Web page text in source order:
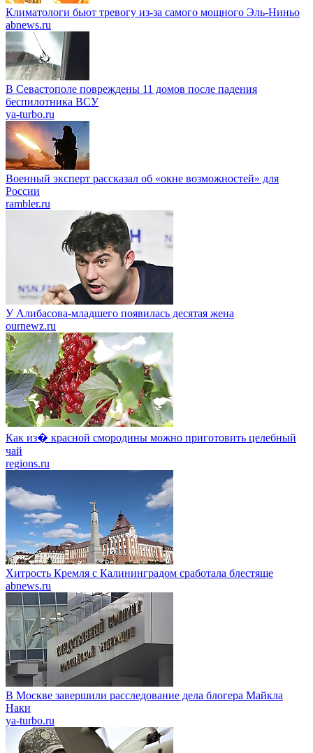
Климатологи бьют тревогу из-за самого мощного Эль-Ниньо
abnews.ru
В Севастополе повреждены 11 домов после падения
беспилотника ВСУ
ya-turbo.ru
Военный эксперт рассказал об «окне возможностей» для
России
rambler.ru
У Алибасова-младшего появилась десятая жена
ournewz.ru
Как из� красной смородины можно приготовить целебный
чай
regions.ru
Хитрость Кремля с Калининградом сработала блестяще
abnews.ru
В Москве завершили расследование дела блогера Майкла
Наки
ya-turbo.ru